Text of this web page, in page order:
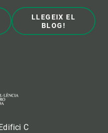
LLEGEIX EL
BLOG!
C